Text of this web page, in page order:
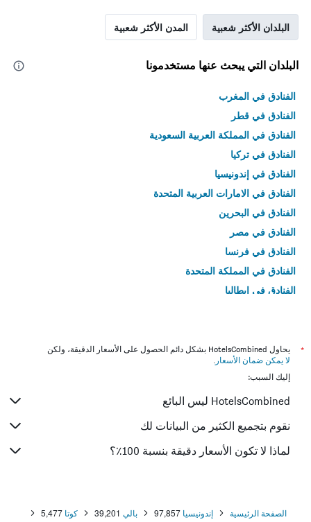
البلدان الأكثر شعبية المدن الأكثر شعبية
البلدان التي يبحث عنها مستخدمونا
الفنادق في المغرب
الفنادق في قطر
الفنادق في المملكة العربية السعودية
الفنادق في تركيا
الفنادق في إندونيسيا
الفنادق في الامارات العربية المتحدة
الفنادق في البحرين
الفنادق في مصر
الفنادق في فرنسا
الفنادق في المملكة المتحدة
الفنادق في إيطاليا
*
يحاول HotelsCombined بشكل دائم الحصول على الأسعار الدقيقة، ولكن
لا يمكن ضمان الأسعار .
إليك السبب:
HotelsCombined ليس البائع
نقوم بتجميع الكثير من البيانات لك
لماذا لا تكون الأسعار دقيقة بنسبة 100٪؟
الصفحة الرئيسية إندونيسيا 97,857 بالي 39,201 كوتا 5,477